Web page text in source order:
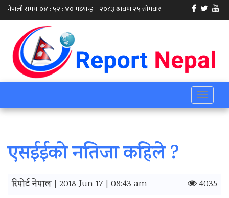
Toggle
एसईईको नतिजा कहिले ?
रिपोर्ट नेपाल | 2018 Jun 17 | 08:43 am 4035